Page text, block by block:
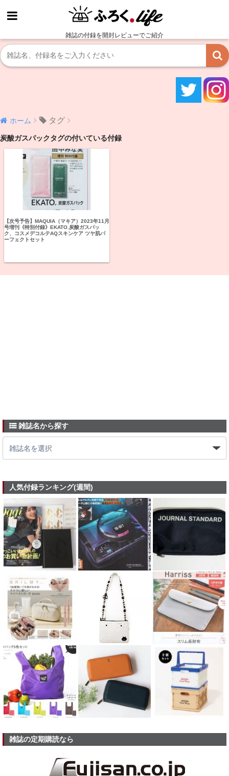
雑誌の付録を開封レビューでご紹介
ホーム タグ
炭酸ガスパックタグの付いている付録
【次号予告】MAQUIA（マキア）2023年11月
号増刊《特別付録》EKATO.炭酸ガスパッ
ク、コスメデコルテAQスキンケア ツヤ肌パ
ーフェクトセット
雑誌名から探す
人気付録ランキング(週間)
雑誌の定期購読なら